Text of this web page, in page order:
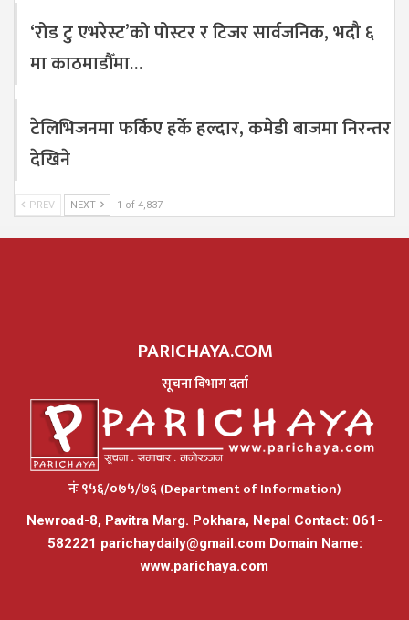
‘रोड टु एभरेस्ट’को पोस्टर र टिजर सार्वजनिक, भदौ ६
मा काठमाडौँमा…
टेलिभिजनमा फर्किए हर्के हल्दार, कमेडी बाजमा निरन्तर
देखिने
PREV NEXT 1 of 4,837
PARICHAYA.COM
सूचना विभाग दर्ता
नंः ९५६/०७५/७६ (Department of Information)
Newroad-8, Pavitra Marg. Pokhara, Nepal Contact: 061-
582221 parichaydaily@gmail.comDomain Name:
www.parichaya.com